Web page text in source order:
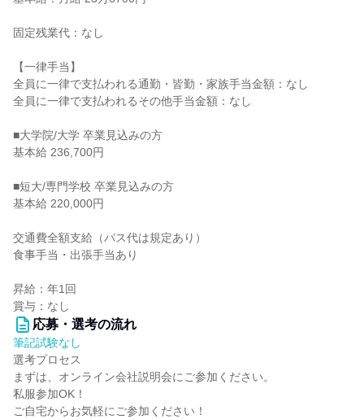
固定残業代：なし
【一律手当】
全員に一律で支払われる通勤・皆勤・家族手当金額：なし
全員に一律で支払われるその他手当金額：なし
■大学院/大学 卒業見込みの方
基本給 236,700円
■短大/専門学校 卒業見込みの方
基本給 220,000円
交通費全額支給（バス代は規定あり）
食事手当・出張手当あり
昇給：年1回
賞与：なし
応募・選考の流れ
筆記試験なし
選考プロセス
まずは、オンライン会社説明会にご参加ください。
私服参加OK！
ご自宅からお気軽にご参加ください！